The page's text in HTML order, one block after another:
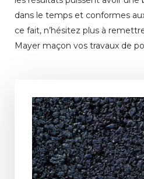
dans le temps et conformes
ce fait, n’hésitez plus à
Mayer maçon vos travaux de